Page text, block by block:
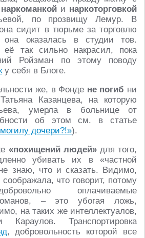
наркоманкойи наркоторговкой
по прозвищу Лемур. В
сидит в тюрьме за торговлю
она оказалась в студии тов.
так сильно накрасил, пока
Ройзман по этому поводу
у себя в Блоге.
же, в Фонде не погиб ни
Казанцева, на которую
умерла в больнице от
об этом см. в статье
дочери?!»).
«похищений людей»для того,
убивать их в «частной
знаю, что и сказать. Видимо,
что говорит, потому
оплачиваемые
– это убогая ложь,
на таких же интеллектуалов,
Транспортировка
, добровольность которой все